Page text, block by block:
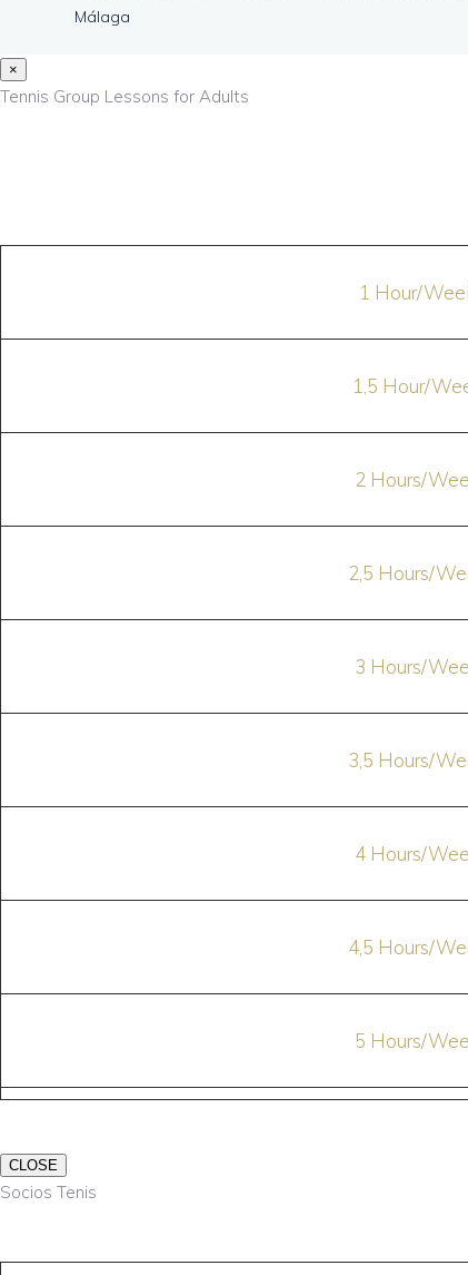
Málaga
×
Tennis Group Lessons for Adults
1 Hour/
1,5 Hour/
2 Hours/
2,5 Hours/
3 Hours/
3,5 Hours/
4 Hours/
4,5 Hours/
5 Hours/
CLOSE
Socios Tenis